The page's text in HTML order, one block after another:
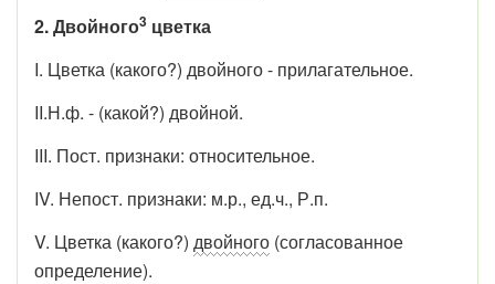
2. Двойного3 цветка
I. Цветка (какого?) двойного - прилагательное.
II.Н.ф. - (какой?) двойной.
III. Пост. признаки: относительное.
IV. Непост. признаки: м.р., ед.ч., Р.п.
V. Цветка (какого?) двойного (согласованное
определение).